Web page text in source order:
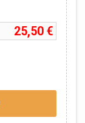
25,50 €